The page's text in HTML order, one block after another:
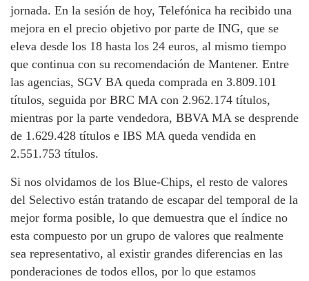
jornada. En la sesión de hoy, Telefónica ha recibido una
mejora en el precio objetivo por parte de ING, que se
eleva desde los 18 hasta los 24 euros, al mismo tiempo
que continua con su recomendación de Mantener. Entre
las agencias, SGV BA queda comprada en 3.809.101
títulos, seguida por BRC MA con 2.962.174 títulos,
mientras por la parte vendedora, BBVA MA se desprende
de 1.629.428 títulos e IBS MA queda vendida en
2.551.753 títulos.
Si nos olvidamos de los Blue-Chips, el resto de valores
del Selectivo están tratando de escapar del temporal de la
mejor forma posible, lo que demuestra que el índice no
esta compuesto por un grupo de valores que realmente
sea representativo, al existir grandes diferencias en las
ponderaciones de todos ellos, por lo que estamos